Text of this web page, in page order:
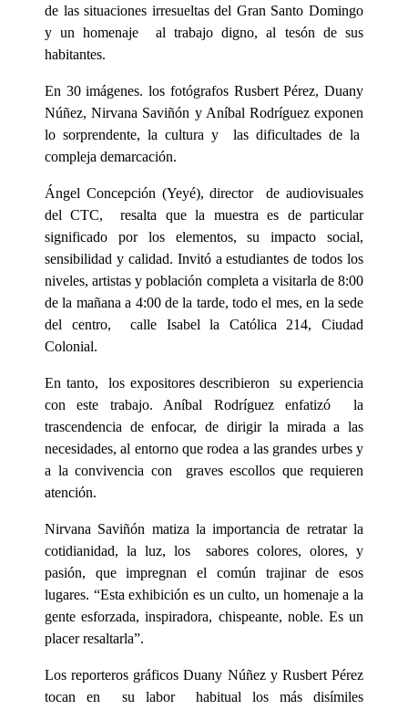
de las situaciones irresueltas del Gran Santo Domingo
y un homenaje al trabajo digno, al tesón de sus
habitantes.
En 30 imágenes. los fotógrafos Rusbert Pérez, Duany
Núñez, Nirvana Saviñón y Aníbal Rodríguez exponen
lo sorprendente, la cultura y las dificultades de la
compleja demarcación.
Ángel Concepción (Yeyé), director de audiovisuales
del CTC, resalta que la muestra es de particular
significado por los elementos, su impacto social,
sensibilidad y calidad. Invitó a estudiantes de todos los
niveles, artistas y población completa a visitarla de 8:00
de la mañana a 4:00 de la tarde, todo el mes, en la sede
del centro, calle Isabel la Católica 214, Ciudad
Colonial.
En tanto, los expositores describieron su experiencia
con este trabajo. Aníbal Rodríguez enfatizó la
trascendencia de enfocar, de dirigir la mirada a las
necesidades, al entorno que rodea a las grandes urbes y
a la convivencia con graves escollos que requieren
atención.
Nirvana Saviñón matiza la importancia de retratar la
cotidianidad, la luz, los sabores colores, olores, y
pasión, que impregnan el común trajinar de esos
lugares. “Esta exhibición es un culto, un homenaje a la
gente esforzada, inspiradora, chispeante, noble. Es un
placer resaltarla”.
Los reporteros gráficos Duany Núñez y Rusbert Pérez
tocan en su labor habitual los más disímiles